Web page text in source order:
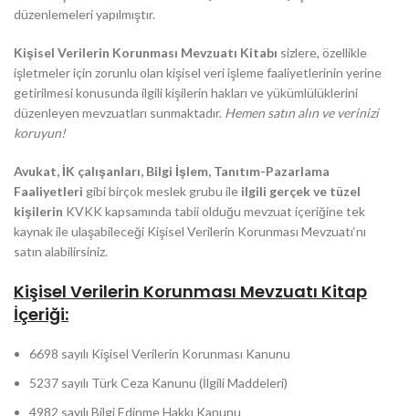
düzenlemeleri yapılmıştır.
Kişisel Verilerin Korunması Mevzuatı Kitabı sizlere, özellikle
işletmeler için zorunlu olan kişisel veri işleme faaliyetlerinin yerine
getirilmesi konusunda ilgili kişilerin hakları ve yükümlülüklerini
düzenleyen mevzuatları sunmaktadır. Hemen satın alın ve verinizi
koruyun!
Avukat, İK çalışanları, Bilgi İşlem, Tanıtım-Pazarlama
Faaliyetleri gibi birçok meslek grubu ile ilgili gerçek ve tüzel
kişilerin KVKK kapsamında tabii olduğu mevzuat içeriğine tek
kaynak ile ulaşabileceği Kişisel Verilerin Korunması Mevzuatı‘nı
satın alabilirsiniz.
Kişisel Verilerin Korunması Mevzuatı Kitap
İçeriği:
6698 sayılı Kişisel Verilerin Korunması Kanunu
5237 sayılı Türk Ceza Kanunu (İlgili Maddeleri)
4982 sayılı Bilgi Edinme Hakkı Kanunu